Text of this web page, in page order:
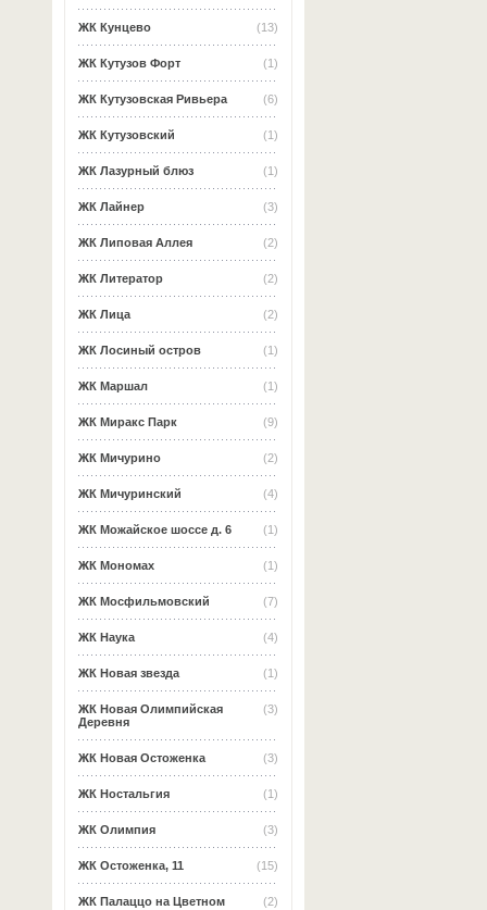
(13)
ЖК Кунцево
(1)
ЖК Кутузов Форт
(6)
ЖК Кутузовская Ривьера
(1)
ЖК Кутузовский
(1)
ЖК Лазурный блюз
(3)
ЖК Лайнер
(2)
ЖК Липовая Аллея
(2)
ЖК Литератор
(2)
ЖК Лица
(1)
ЖК Лосиный остров
(1)
ЖК Маршал
(9)
ЖК Миракс Парк
(2)
ЖК Мичурино
(4)
ЖК Мичуринский
(1)
ЖК Можайское шоссе д. 6
(1)
ЖК Мономах
(7)
ЖК Мосфильмовский
(4)
ЖК Наука
(1)
ЖК Новая звезда
(3)
ЖК Новая Олимпийская
Деревня
(3)
ЖК Новая Остоженка
(1)
ЖК Ностальгия
(3)
ЖК Олимпия
(15)
ЖК Остоженка, 11
(2)
ЖК Палаццо на Цветном